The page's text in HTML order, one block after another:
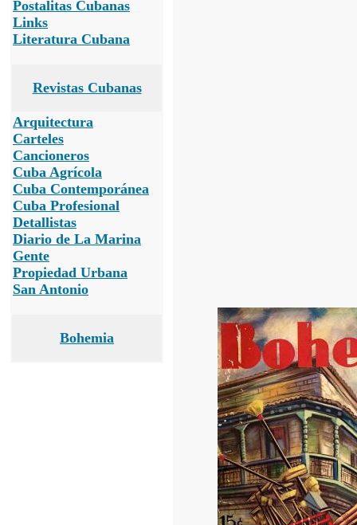
Postalitas Cubanas
Links
Literatura Cubana
Revistas Cubanas
Arquitectura
Carteles
Cancioneros
Cuba Agrícola
Cuba Contemporánea
Cuba Profesional
Detallistas
Diario de La Marina
Gente
Propiedad Urbana
San Antonio
Bohemia